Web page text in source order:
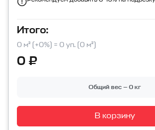
Итого:
0 м² (+0%) = 0 уп. (0 м²)
0 ₽
Общий вес — 0 кг
В корзину
Перейти в корзину